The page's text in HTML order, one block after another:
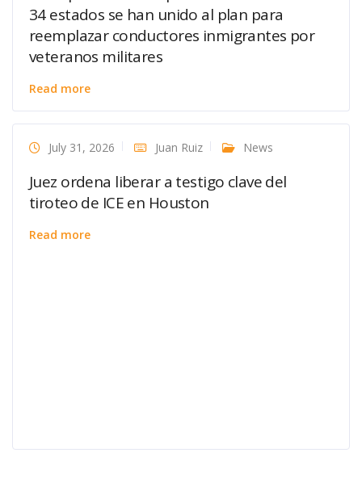
34 estados se han unido al plan para
reemplazar conductores inmigrantes por
veteranos militares
Read more
July 31, 2026 Juan Ruiz News
Juez ordena liberar a testigo clave del
tiroteo de ICE en Houston
Read more